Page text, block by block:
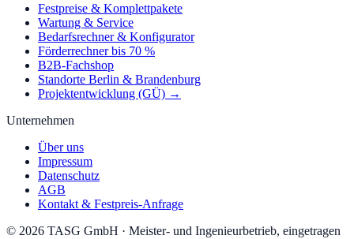
Festpreise & Komplettpakete
Wartung & Service
Bedarfsrechner & Konfigurator
Förderrechner bis 70 %
B2B-Fachshop
Standorte Berlin & Brandenburg
Projektentwicklung (GÜ) →
Unternehmen
Über uns
Impressum
Datenschutz
AGB
Kontakt & Festpreis-Anfrage
© 2026 TASG GmbH · Meister- und Ingenieurbetrieb, eingetragen